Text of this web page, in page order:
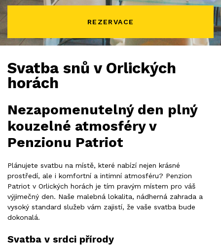
Svatba snů v Orlických
horách
Nezapomenutelný den plný
kouzelné atmosféry v
Penzionu Patriot
Plánujete svatbu na místě, které nabízí nejen krásné
prostředí, ale i komfortní a intimní atmosféru? Penzion
Patriot v Orlických horách je tím pravým místem pro váš
výjimečný den. Naše malebná lokalita, nádherná zahrada a
vysoký standard služeb vám zajistí, že vaše svatba bude
dokonalá.
Svatba v srdci přírody
REZERVACE